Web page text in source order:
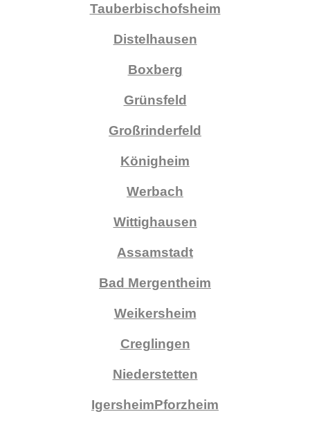
Tauberbischofsheim
Distelhausen
Boxberg
Grünsfeld
Großrinderfeld
Königheim
Werbach
Wittighausen
Assamstadt
Bad Mergentheim
Weikersheim
Creglingen
Niederstetten
IgersheimPforzheim